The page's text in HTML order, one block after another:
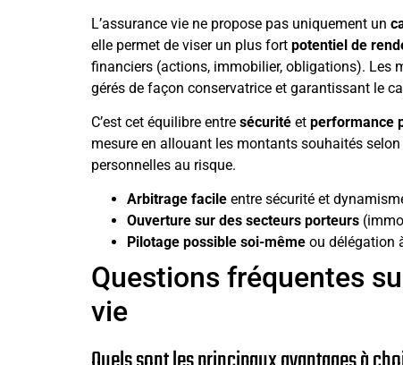
L’assurance vie ne propose pas uniquement un
elle permet de viser un plus fort potentiel de
financiers (actions, immobilier, obligations). Les
gérés de façon conservatrice et garantissant le
C’est cet équilibre entre sécurité et performance
mesure en allouant les montants souhaités
personnelles au risque.
Arbitrage facile entre sécurité et
Ouverture sur des secteurs porteurs
Pilotage possible soi-même ou délégation
Questions fréquentes
vie